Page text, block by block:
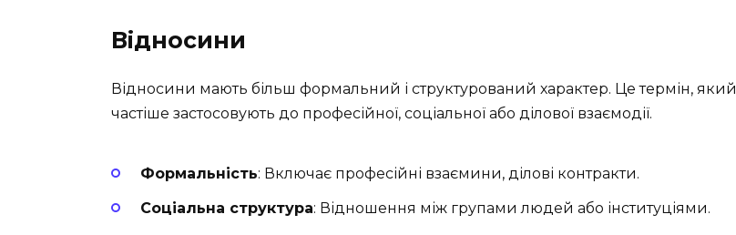
Відносини
Відносини мають більш формальний і структурований характер. Це термін, який
частіше застосовують до професійної, соціальної або ділової взаємодії.
Формальність: Включає професійні взаємини, ділові контракти.
Соціальна структура: Відношення між групами людей або інституціями.